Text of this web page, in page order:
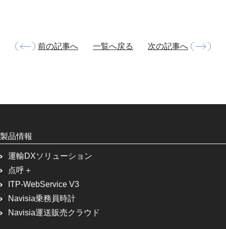
前の記事へ 一覧へ戻る 次の記事へ
製品情報
運輸DXソリューション
点呼＋
ITP-WebService V3
Navisia乗務員時計
Navisia運送販売クラウド